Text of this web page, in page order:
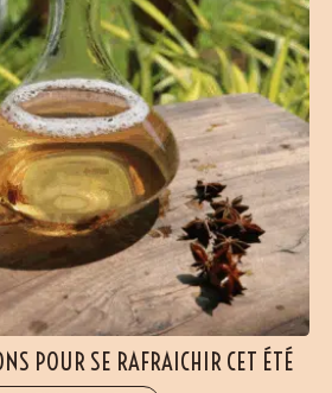
POUR SE RAFRAICHIR CET ÉTÉ